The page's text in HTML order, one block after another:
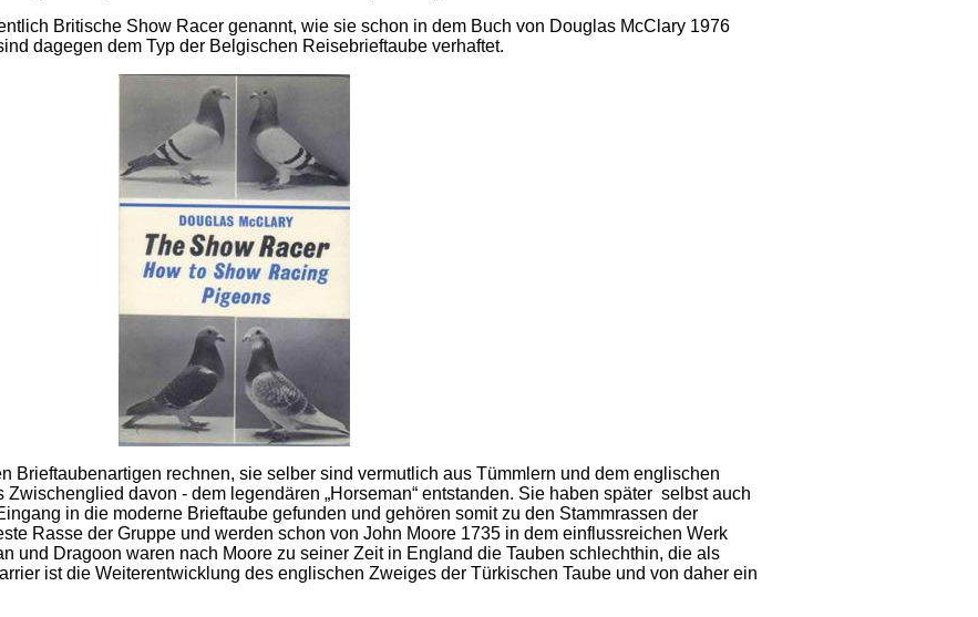
Britische Show Racer genannt, wie sie schon in dem Buch von Douglas McClary 1976
dagegen dem Typ der Belgischen Reisebrieftaube verhaftet.
Brieftaubenartigen rechnen, sie selber sind vermutlich aus Tümmlern und dem englischen
davon - dem legendären „Horseman“ entstanden. Sie haben später selbst auch
in die moderne Brieftaube gefunden und gehören somit zu den Stammrassen der
Rasse der Gruppe und werden schon von John Moore 1735 in dem einflussreichen Werk
und Dragoon waren nach Moore zu seiner Zeit in England die Tauben schlechthin, die als
ist die Weiterentwicklung des englischen Zweiges der Türkischen Taube und von daher ein